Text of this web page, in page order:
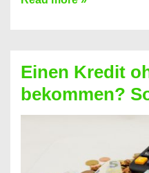
Festvertrag
für
jeden
Einen Kredit
bekommen?